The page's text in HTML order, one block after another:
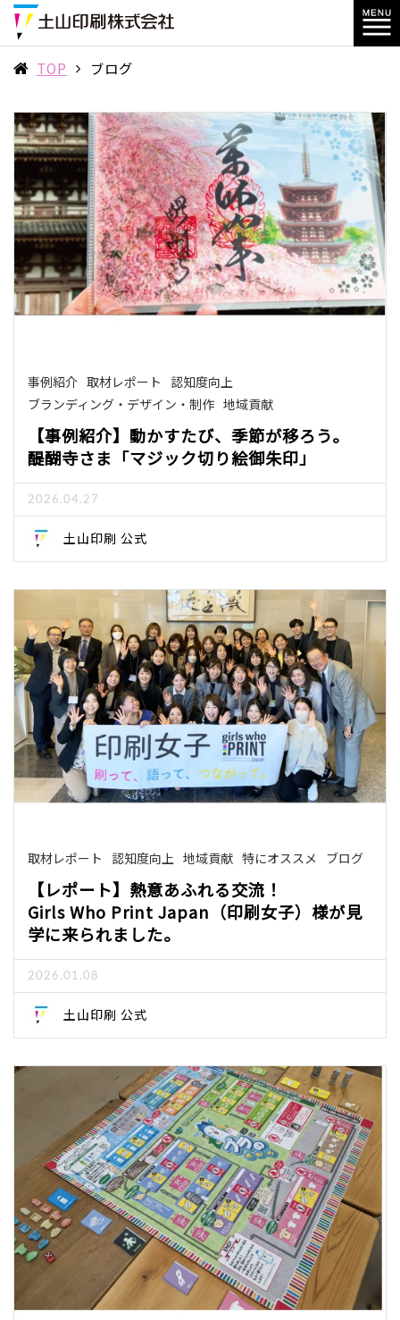
TOP ブログ
事例紹介 取材レポート
認知度向上
ブランディング・デザイン・制作 地域貢献
【事例紹介】動かすたび、季節が移ろう。
醍醐寺さま「マジック切り絵御朱印」
2026.04.27
土山印刷 公式
取材レポート 認知度向上 地域貢献 特にオススメ ブログ
【レポート】熱意あふれる交流！
Girls Who Print Japan（印刷女子）様が見
学に来られました。
2026.01.08
土山印刷 公式